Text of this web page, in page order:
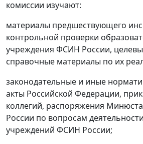
комиссии изучают:
материалы предшествующего
контрольной проверки
учреждения ФСИН России,
справочные материалы по их
законодательные и иные
акты Российской Федерации,
коллегий, распоряжения
России по вопросам
учреждений ФСИН России;